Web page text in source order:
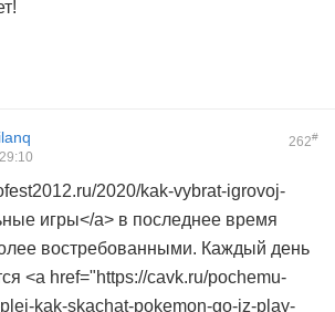
262#
2020/kak-vybrat-igrovoj-
игры</a> в последнее время
востребованными. Каждый день
<a href="https://cavk.ru/pochemu-
kak-skachat-pokemon-go-iz-play-